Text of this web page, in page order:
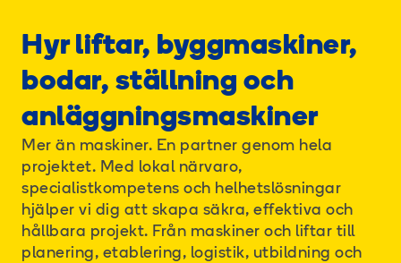
Hyr liftar, byggmaskiner,
bodar, ställning och
anläggningsmaskiner
Mer än maskiner. En partner genom hela
projektet. Med lokal närvaro,
specialistkompetens och helhetslösningar
hjälper vi dig att skapa säkra, effektiva och
hållbara projekt. Från maskiner och liftar till
planering, etablering, logistik, utbildning och